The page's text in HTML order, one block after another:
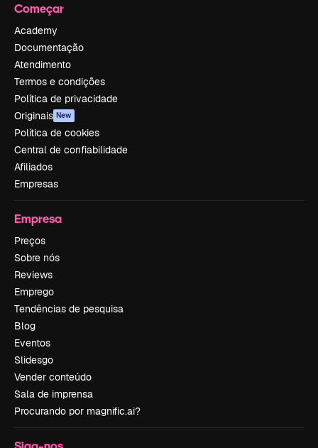
Começar
Academy
Documentação
Atendimento
Termos e condições
Política de privacidade
Originais New
Política de cookies
Central de confiabilidade
Afiliados
Empresas
Empresa
Preços
Sobre nós
Reviews
Emprego
Tendências de pesquisa
Blog
Eventos
Slidesgo
Vender conteúdo
Sala de imprensa
Procurando por magnific.ai?